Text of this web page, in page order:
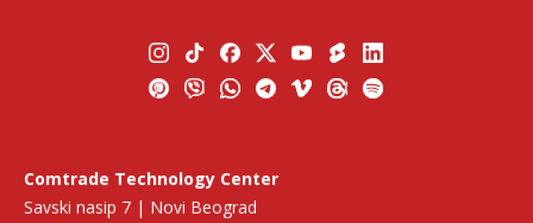
Comtrade Technology Center
Savski nasip 7 | Novi Beograd